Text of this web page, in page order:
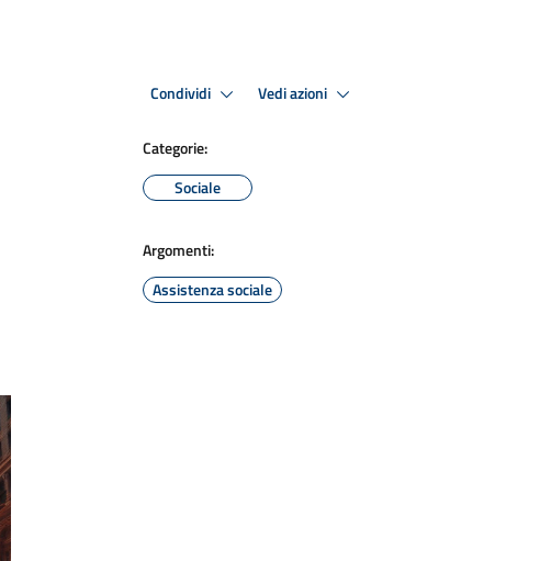
Condividi Vedi azioni
Categorie:
Sociale
Argomenti:
Assistenza sociale